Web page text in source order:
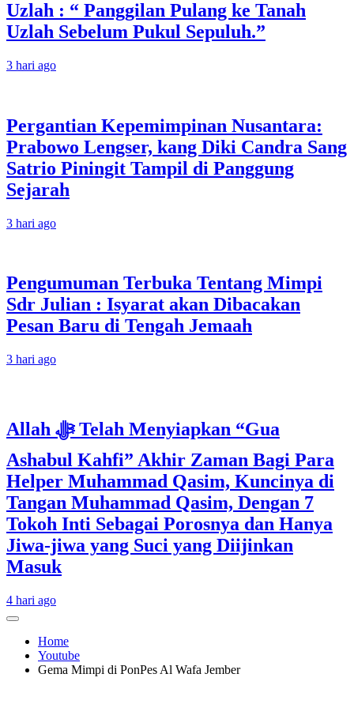
Uzlah : “ Panggilan Pulang ke Tanah
Uzlah Sebelum Pukul Sepuluh.”
3 hari ago
Pergantian Kepemimpinan Nusantara:
Prabowo Lengser, kang Diki Candra Sang
Satrio Piningit Tampil di Panggung
Sejarah
3 hari ago
Pengumuman Terbuka Tentang Mimpi
Sdr Julian : Isyarat akan Dibacakan
Pesan Baru di Tengah Jemaah
3 hari ago
Allah ﷻ Telah Menyiapkan “Gua
Ashabul Kahfi” Akhir Zaman Bagi Para
Helper Muhammad Qasim, Kuncinya di
Tangan Muhammad Qasim, Dengan 7
Tokoh Inti Sebagai Porosnya dan Hanya
Jiwa-jiwa yang Suci yang Diijinkan
Masuk
4 hari ago
Home
Youtube
Gema Mimpi di PonPes Al Wafa Jember